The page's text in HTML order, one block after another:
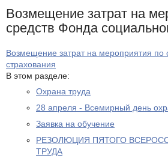
Возмещение затрат на
средств Фонда
Возмещение затрат на мероприятия по
страхования
В этом разделе:
Охрана труда
28 апреля - Всемирный день
Заявка на обучение
РЕЗОЛЮЦИЯ ПЯТОГО
ТРУДА